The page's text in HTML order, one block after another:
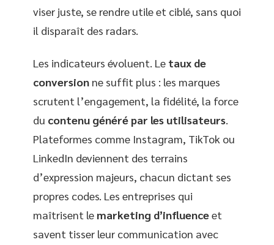
viser juste, se rendre utile et ciblé, sans quoi
il disparaît des radars.
Les indicateurs évoluent. Le taux de
conversion ne suffit plus : les marques
scrutent l’engagement, la fidélité, la force
du contenu généré par les utilisateurs.
Plateformes comme Instagram, TikTok ou
LinkedIn deviennent des terrains
d’expression majeurs, chacun dictant ses
propres codes. Les entreprises qui
maîtrisent le marketing d’influenceet
savent tisser leur communication avec